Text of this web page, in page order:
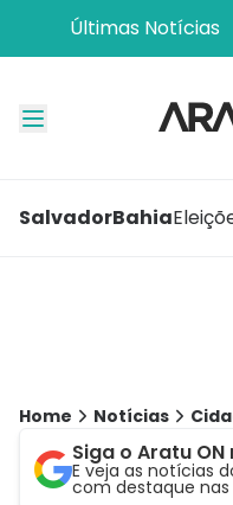
Últimas Notícias
SalvadorBahia
Home Notícias
Siga o Aratu
E veja as notícias
com destaque nas